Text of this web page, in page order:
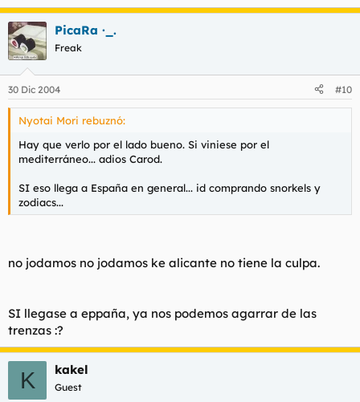
PicaRa ·_.
Freak
30 Dic 2004 #10
Nyotai Mori rebuznó:
Hay que verlo por el lado bueno. Si viniese por el
mediterráneo... adios Carod.
SI eso llega a España en general... id comprando snorkels y
zodiacs...
no jodamos no jodamos ke alicante no tiene la culpa.
SI llegase a eppaña, ya nos podemos agarrar de las
trenzas :?
K kakel
Guest